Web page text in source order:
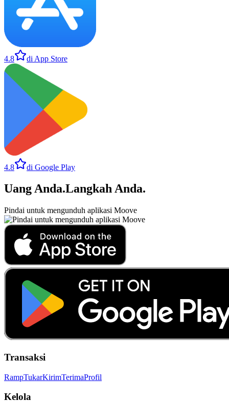
4.8 di App Store
4.8 di Google Play
Uang Anda.Langkah Anda.
Pindai untuk mengunduh aplikasi Moove
Transaksi
RampTukarKirimTerimaProfil
Kelola